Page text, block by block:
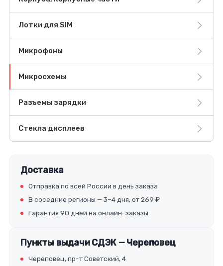
Лотки для SIM
Микрофоны
Микросхемы
Разъемы зарядки
Стекла дисплеев
Доставка
Отправка по всей России в день заказа
В соседние регионы — 3–4 дня, от 269 ₽
Гарантия 90 дней на онлайн-заказы
Пункты выдачи СДЭК — Череповец
Череповец, пр-т Советский, 4